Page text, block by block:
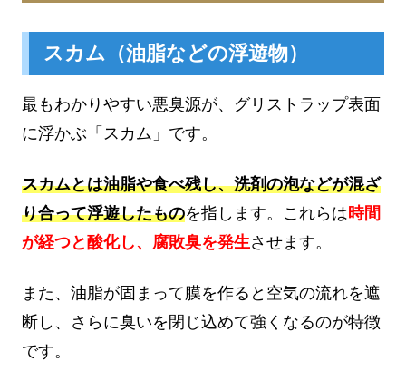
スカム（油脂などの浮遊物）
最もわかりやすい悪臭源が、グリストラップ表面
に浮かぶ「スカム」です。
スカムとは油脂や食べ残し、洗剤の泡などが混ざ
り合って浮遊したものを指します。これらは時間
が経つと酸化し、腐敗臭を発生させます。
また、油脂が固まって膜を作ると空気の流れを遮
断し、さらに臭いを閉じ込めて強くなるのが特徴
です。